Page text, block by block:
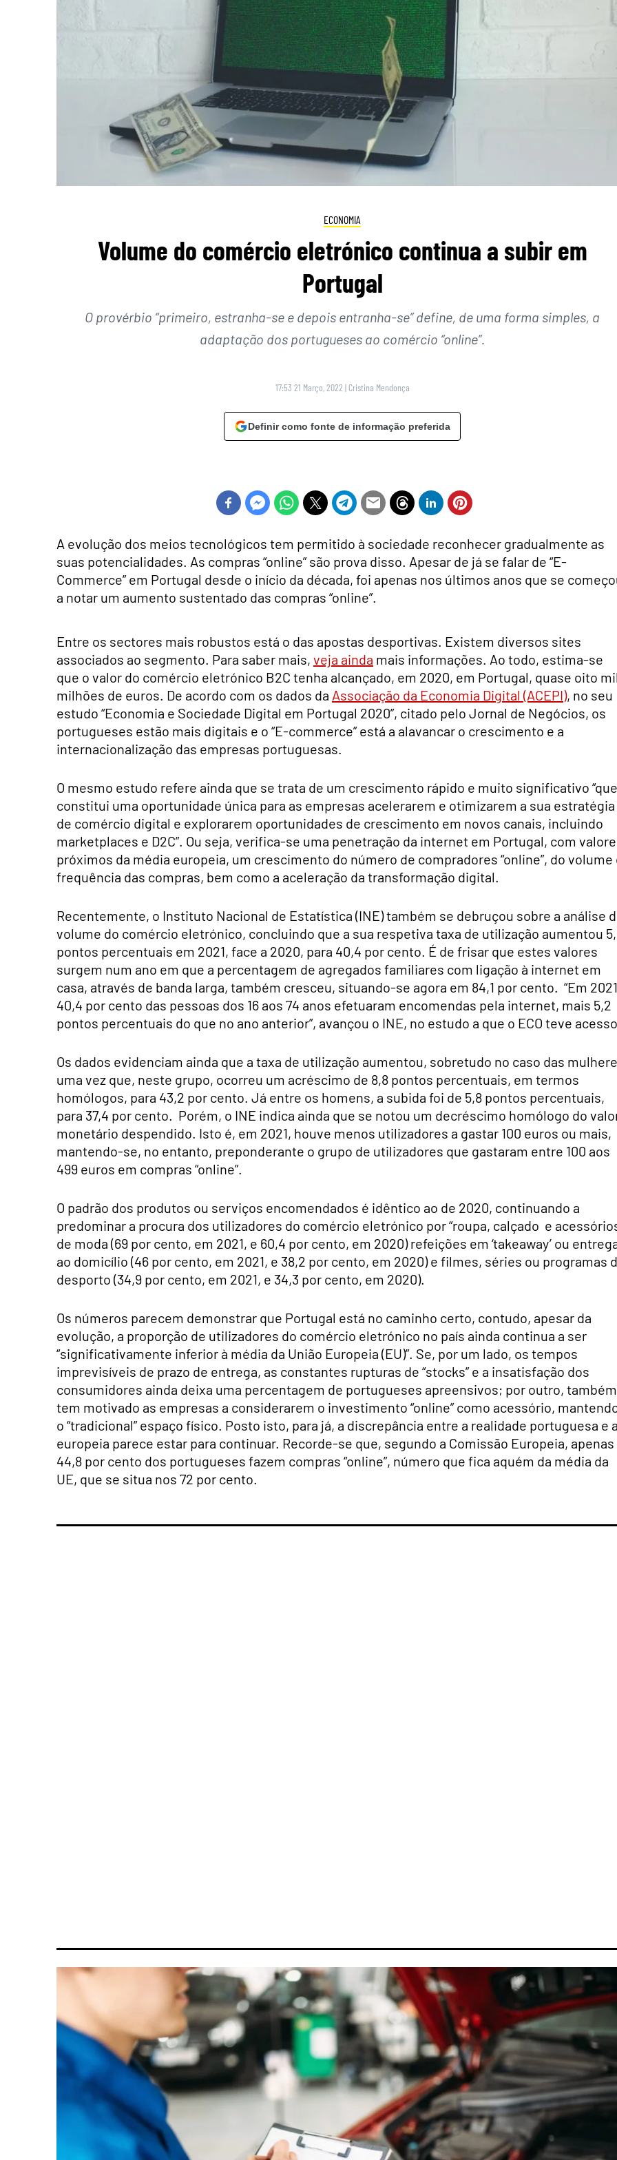
ECONOMIA
Volume do comércio eletrónico continua a subir em
Portugal
O provérbio “primeiro, estranha-se e depois entranha-se” define, de uma forma simples, a
adaptação dos portugueses ao comércio “online”.
17:53 21 Março, 2022 | Cristina Mendonça
Definir como fonte de informação preferida
A evolução dos meios tecnológicos tem permitido à sociedade reconhecer gradualmente as
suas potencialidades. As compras “online” são prova disso. Apesar de já se falar de “E-
Commerce” em Portugal desde o início da década, foi apenas nos últimos anos que se
a notar um aumento sustentado das compras “online”.
Entre os sectores mais robustos está o das apostas desportivas. Existem diversos sites
associados ao segmento. Para saber mais, veja ainda mais informações. Ao todo, estima-se
que o valor do comércio eletrónico B2C tenha alcançado, em 2020, em Portugal, quase oito mil
milhões de euros. De acordo com os dados da Associação da Economia Digital (ACEPI), no seu
estudo “Economia e Sociedade Digital em Portugal 2020”, citado pelo Jornal de Negócios, os
portugueses estão mais digitais e o “E-commerce” está a alavancar o crescimento e a
internacionalização das empresas portuguesas.
O mesmo estudo refere ainda que se trata de um crescimento rápido e muito significativo “que
constitui uma oportunidade única para as empresas acelerarem e otimizarem a sua estratégia
de comércio digital e explorarem oportunidades de crescimento em novos canais, incluindo
marketplaces e D2C”. Ou seja, verifica-se uma penetração da internet em Portugal, com
próximos da média europeia, um crescimento do número de compradores “online”, do volume
frequência das compras, bem como a aceleração da transformação digital.
Recentemente, o Instituto Nacional de Estatística (INE) também se debruçou sobre a análise
volume do comércio eletrónico, concluindo que a sua respetiva taxa de utilização aumentou
pontos percentuais em 2021, face a 2020, para 40,4 por cento. É de frisar que estes valores
surgem num ano em que a percentagem de agregados familiares com ligação à internet em
casa, através de banda larga, também cresceu, situando-se agora em 84,1 por cento. “Em
40,4 por cento das pessoas dos 16 aos 74 anos efetuaram encomendas pela internet, mais 5,2
pontos percentuais do que no ano anterior”, avançou o INE, no estudo a que o ECO teve acesso.
Os dados evidenciam ainda que a taxa de utilização aumentou, sobretudo no caso das
uma vez que, neste grupo, ocorreu um acréscimo de 8,8 pontos percentuais, em termos
homólogos, para 43,2 por cento. Já entre os homens, a subida foi de 5,8 pontos percentuais,
para 37,4 por cento. Porém, o INE indica ainda que se notou um decréscimo homólogo do
monetário despendido. Isto é, em 2021, houve menos utilizadores a gastar 100 euros ou mais,
mantendo-se, no entanto, preponderante o grupo de utilizadores que gastaram entre 100 aos
499 euros em compras “online”.
O padrão dos produtos ou serviços encomendados é idêntico ao de 2020, continuando a
predominar a procura dos utilizadores do comércio eletrónico por “roupa, calçado e
de moda (69 por cento, em 2021, e 60,4 por cento, em 2020) refeições em ‘takeaway’ ou
ao domicílio (46 por cento, em 2021, e 38,2 por cento, em 2020) e filmes, séries ou programas
desporto (34,9 por cento, em 2021, e 34,3 por cento, em 2020).
Os números parecem demonstrar que Portugal está no caminho certo, contudo, apesar da
evolução, a proporção de utilizadores do comércio eletrónico no país ainda continua a ser
“significativamente inferior à média da União Europeia (EU)”. Se, por um lado, os tempos
imprevisíveis de prazo de entrega, as constantes rupturas de “stocks” e a insatisfação dos
consumidores ainda deixa uma percentagem de portugueses apreensivos; por outro, também
tem motivado as empresas a considerarem o investimento “online” como acessório,
o “tradicional” espaço físico. Posto isto, para já, a discrepância entre a realidade portuguesa e a
europeia parece estar para continuar. Recorde-se que, segundo a Comissão Europeia, apenas
44,8 por cento dos portugueses fazem compras “online”, número que fica aquém da média da
UE, que se situa nos 72 por cento.